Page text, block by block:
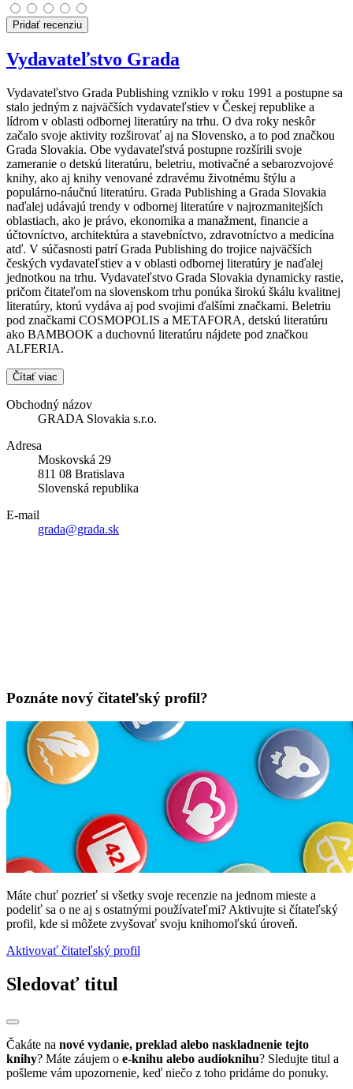
Pridať recenziu
Vydavateľstvo Grada
Vydavateľstvo Grada Publishing vzniklo v roku 1991 a postupne sa
stalo jedným z najväčších vydavateľstiev v Českej republike a
lídrom v oblasti odbornej literatúry na trhu. O dva roky neskôr
začalo svoje aktivity rozširovať aj na Slovensko, a to pod značkou
Grada Slovakia. Obe vydavateľstvá postupne rozšírili svoje
zameranie o detskú literatúru, beletriu, motivačné a sebarozvojové
knihy, ako aj knihy venované zdravému životnému štýlu a
populárno-náučnú literatúru. Grada Publishing a Grada Slovakia
naďalej udávajú trendy v odbornej literatúre v najrozmanitejších
oblastiach, ako je právo, ekonomika a manažment, financie a
účtovníctvo, architektúra a stavebníctvo, zdravotníctvo a medicína
atď. V súčasnosti patrí Grada Publishing do trojice najväčších
českých vydavateľstiev a v oblasti odbornej literatúry je naďalej
jednotkou na trhu. Vydavateľstvo Grada Slovakia dynamicky rastie,
pričom čitateľom na slovenskom trhu ponúka širokú škálu kvalitnej
literatúry, ktorú vydáva aj pod svojimi ďalšími značkami. Beletriu
pod značkami COSMOPOLIS a METAFORA, detskú literatúru
ako BAMBOOK a duchovnú literatúru nájdete pod značkou
ALFERIA.
Čítať viac
Obchodný názov
GRADA Slovakia s.r.o.
Adresa
Moskovská 29
811 08 Bratislava
Slovenská republika
E-mail
grada@grada.sk
Poznáte nový čitateľský profil?
Máte chuť pozrieť si všetky svoje recenzie na jednom mieste a
podeliť sa o ne aj s ostatnými používateľmi? Aktivujte si čítateľský
profil, kde si môžete zvyšovať svoju knihomoľskú úroveň.
Aktivovať čitateľský profil
Sledovať titul
Čakáte na nové vydanie, preklad alebo naskladnenie tejto
knihy? Máte záujem o e-knihu alebo audioknihu? Sledujte titul a
pošleme vám upozornenie, keď niečo z toho pridáme do ponuky.